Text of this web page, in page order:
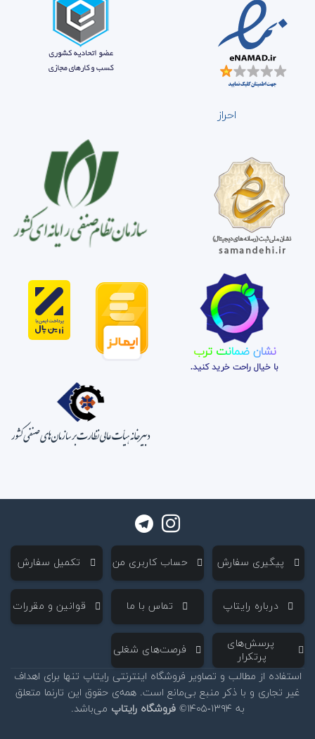
احراز
نشان ضمانت ترب
با خیال راحت خرید کنید.
‌ پیگیری سفارش ‌ حساب کاربری من ‌ تکمیل سفارش
‌ درباره رایتاپ ‌ تماس با ما ‌ قوانین و مقررات
‌ پرسش‌های
پرتکرار
‌ فرصت‌های شغلی
استفاده از مطالب و تصاویر فروشگاه اینترنتی رایتاپ تنها برای اهداف
غیر تجاری و با ذکر منبع بی‌مانع است. همه‌ی حقوق این تارنما متعلق
به ۱۳۹۴-۱۴۰۵©
فروشگاه رایتاپ می‌باشد.